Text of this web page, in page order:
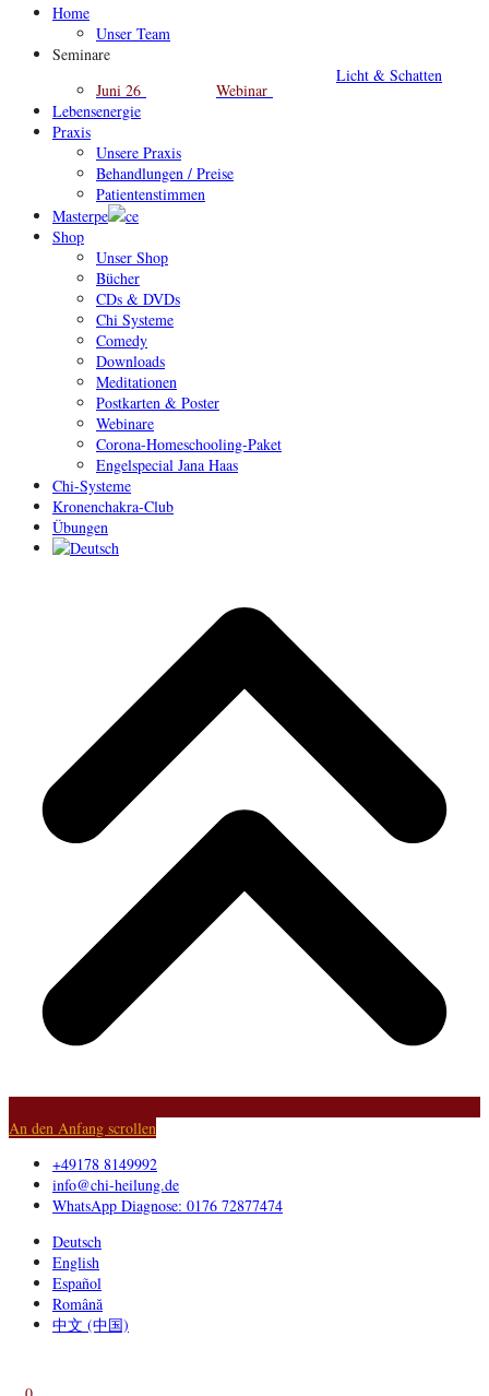
Home
Unser Team
Seminare
Juni 26
Webinar
Licht & Schatten
Lebensenergie
Praxis
Unsere Praxis
Behandlungen / Preise
Patientenstimmen
Masterpe
ce
Shop
Unser Shop
Bücher
CDs & DVDs
Chi Systeme
Comedy
Downloads
Meditationen
Postkarten & Poster
Webinare
Corona-Homeschooling-Paket
Engelspecial Jana Haas
Chi-Systeme
Kronenchakra-Club
Übungen
An den Anfang scrollen
+49178 8149992
info@chi-heilung.de
WhatsApp Diagnose: 0176 72877474
Deutsch
English
Español
Română
中文 (中国)